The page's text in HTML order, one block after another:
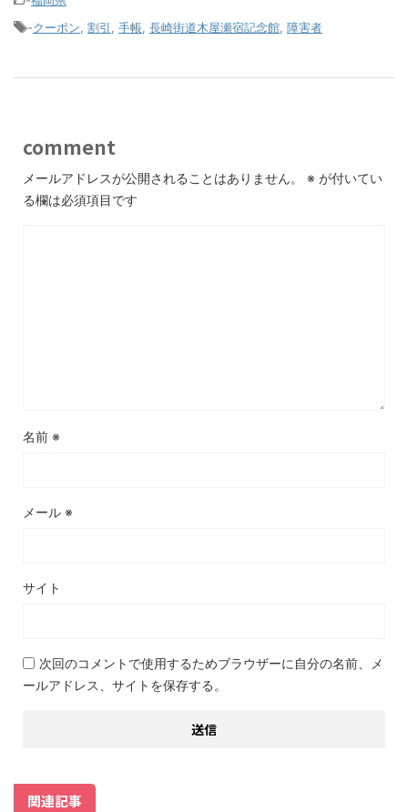
-クーポン 割引 手帳 長崎街道木屋瀬宿記念館 障害者
comment
メールアドレスが公開されることはありません。 ※ が付いてい
る欄は必須項目です
名前 ※
メール ※
サイト
次回のコメントで使用するためブラウザーに自分の名前、メ
ールアドレス、サイトを保存する。
関連記事